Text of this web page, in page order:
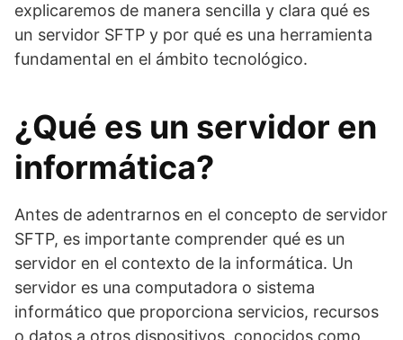
explicaremos de manera sencilla y clara qué es
un servidor SFTP y por qué es una herramienta
fundamental en el ámbito tecnológico.
¿Qué es un servidor en
informática?
Antes de adentrarnos en el concepto de servidor
SFTP, es importante comprender qué es un
servidor en el contexto de la informática. Un
servidor es una computadora o sistema
informático que proporciona servicios, recursos
o datos a otros dispositivos, conocidos como